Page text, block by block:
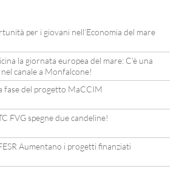
per i giovani nell’Economia del mare
la giornata europea del mare: C’è una
canale a Monfalcone!
fase del progetto MaCCIM
FVG spegne due candeline!
Aumentano i progetti finanziati